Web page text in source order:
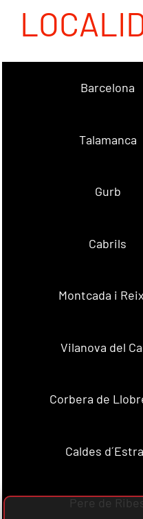
Barcelona
Talamanca
Gurb
Cabrils
Montcada i
Vilanova del
Corbera de
Caldes
Pere de